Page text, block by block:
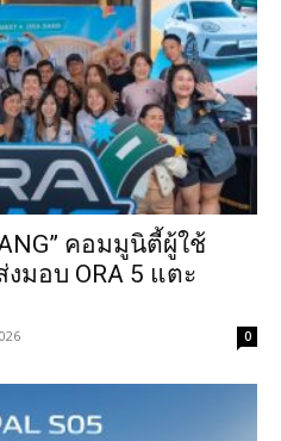
คอมมูนิตี้ผู้ใช้
มอบ ORA 5 แตะ
0